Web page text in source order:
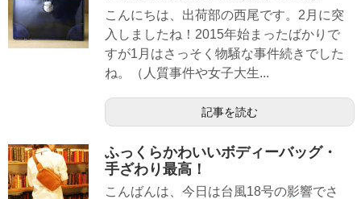
こんにちは、出荷部の西尾です。2月に突
入しましたね！2015年始まったばかりで
すが1月はさっそく物騒な事件続きでした
ね。（人質事件や女子大生...
記事を読む
ふっくらかわいいボディーバッグ・
手ざわり最高！
こんばんは、今日は台風18号の影響でさ